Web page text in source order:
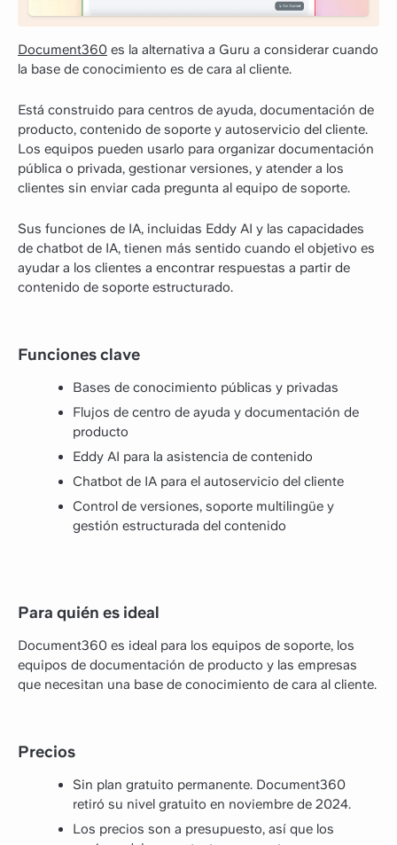
Document360 es la alternativa a Guru a considerar cuando
la base de conocimiento es de cara al cliente.
Está construido para centros de ayuda, documentación de
producto, contenido de soporte y autoservicio del cliente.
Los equipos pueden usarlo para organizar documentación
pública o privada, gestionar versiones, y atender a los
clientes sin enviar cada pregunta al equipo de soporte.
Sus funciones de IA, incluidas Eddy AI y las capacidades
de chatbot de IA, tienen más sentido cuando el objetivo es
ayudar a los clientes a encontrar respuestas a partir de
contenido de soporte estructurado.
Funciones clave
Bases de conocimiento públicas y privadas
Flujos de centro de ayuda y documentación de
producto
Eddy AI para la asistencia de contenido
Chatbot de IA para el autoservicio del cliente
Control de versiones, soporte multilingüe y
gestión estructurada del contenido
Para quién es ideal
Document360 es ideal para los equipos de soporte, los
equipos de documentación de producto y las empresas
que necesitan una base de conocimiento de cara al cliente.
Precios
Sin plan gratuito permanente. Document360
retiró su nivel gratuito en noviembre de 2024.
Los precios son a presupuesto, así que los